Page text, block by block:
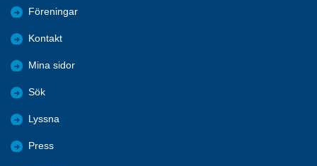
Föreningar
Kontakt
Mina sidor
Sök
Lyssna
Press